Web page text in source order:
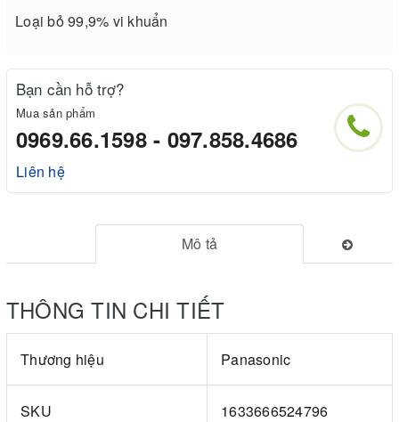
Loại bỏ 99,9% vi khuẩn
Bạn cần hỗ trợ?
Mua sản phẩm
0969.66.1598 - 097.858.4686
Liên hệ
Mô tả
THÔNG TIN CHI TIẾT
Thương hiệu Panasonic
SKU 1633666524796